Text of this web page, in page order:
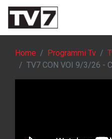
Home Programmi Tv
TV7 CON VOI 9/3/26 -